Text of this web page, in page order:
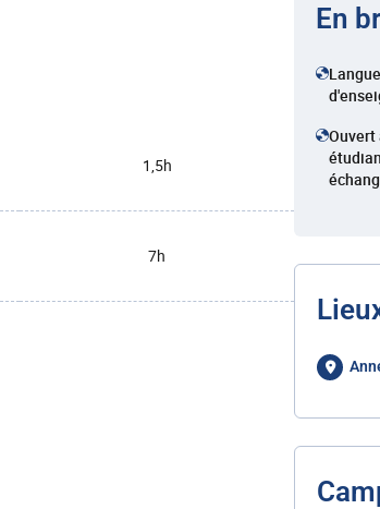
1,5h
7h
En
Ouvert